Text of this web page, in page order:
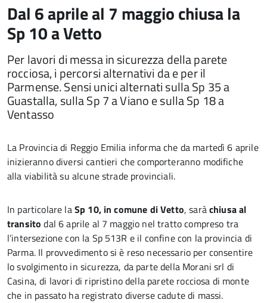
Dal 6 aprile al 7 maggio chiusa la
Sp 10 a Vetto
Per lavori di messa in sicurezza della parete
rocciosa, i percorsi alternativi da e per il
Parmense. Sensi unici alternati sulla Sp 35 a
Guastalla, sulla Sp 7 a Viano e sulla Sp 18 a
Ventasso
La Provincia di Reggio Emilia informa che da martedì 6 aprile
inizieranno diversi cantieri che comporteranno modifiche
alla viabilità su alcune strade provinciali.
In particolare laSp 10, in comune di Vetto, saràchiusa al
transito dal 6 aprile al 7 maggio nel tratto compreso tra
l’intersezione con la Sp 513R e il confine con la provincia di
Parma. Il provvedimento si è reso necessario per consentire
lo svolgimento in sicurezza, da parte della Morani srl di
Casina, di lavori di ripristino della parete rocciosa di monte
che in passato ha registrato diverse cadute di massi.